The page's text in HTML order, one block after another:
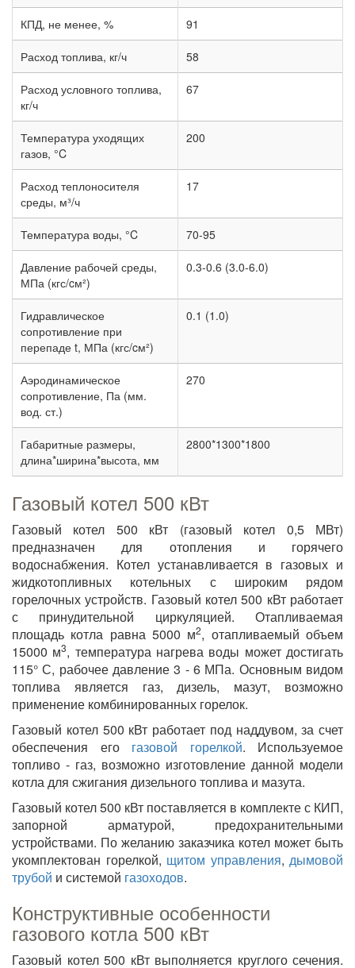
КПД, не менее, % 91
Расход топлива, кг/ч 58
Расход условного топлива,
кг/ч
67
Температура уходящих
газов, °C
200
Расход теплоносителя
среды, м³/ч
17
Температура воды, °C 70-95
Давление рабочей среды,
МПа (кгс/cм²)
0.3-0.6 (3.0-6.0)
Гидравлическое
сопротивление при
перепаде t, МПа (кгс/cм²)
0.1 (1.0)
Аэродинамическое
сопротивление, Па (мм.
вод. ст.)
270
Габаритные размеры,
длина*ширина*высота, мм
2800*1300*1800
Газовый котел 500 кВт
Газовый котел 500 кВт (газовый котел 0,5 МВт)
предназначен для отопления и горячего
водоснабжения. Котел устанавливается в газовых и
жидкотопливных котельных с широким рядом
горелочных устройств. Газовый котел 500 кВт работает
с принудительной циркуляцией. Отапливаемая
площадь котла равна 5000 м2, отапливаемый объем
15000 м3, температура нагрева воды может достигать
115° С, рабочее давление 3 - 6 МПа. Основным видом
топлива является газ, дизель, мазут, возможно
применение комбинированных горелок.
Газовый котел 500 кВт работает под наддувом, за счет
обеспечения его газовой горелкой. Используемое
топливо - газ, возможно изготовление данной модели
котла для сжигания дизельного топлива и мазута.
Газовый котел 500 кВт поставляется в комплекте с КИП,
запорной арматурой, предохранительными
устройствами. По желанию заказчика котел может быть
укомплектован горелкой, щитом управления, дымовой
трубой и системой газоходов.
Конструктивные особенности
газового котла 500 кВт
Газовый котел 500 кВт выполняется круглого сечения.